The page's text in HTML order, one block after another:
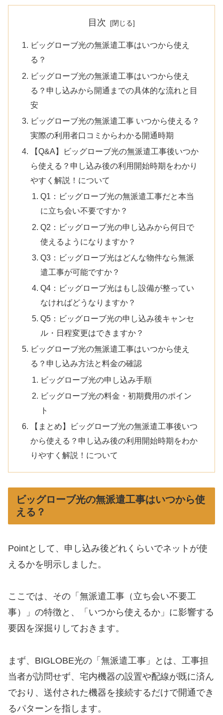
目次
ビッグローブ光の無派遣工事はいつから使え
る？
ビッグローブ光の無派遣工事はいつから使え
る？申し込みから開通までの具体的な流れと目
安
ビッグローブ光の無派遣工事 いつから使える？
実際の利用者口コミからわかる開通時期
【Q&A】ビッグローブ光の無派遣工事後いつか
ら使える？申し込み後の利用開始時期をわかり
やすく解説！について
Q1：ビッグローブ光の無派遣工事だと本当
に立ち会い不要ですか？
Q2：ビッグローブ光の申し込みから何日で
使えるようになりますか？
Q3：ビッグローブ光はどんな物件なら無派
遣工事が可能ですか？
Q4：ビッグローブ光はもし設備が整ってい
なければどうなりますか？
Q5：ビッグローブ光の申し込み後キャンセ
ル・日程変更はできますか？
ビッグローブ光の無派遣工事はいつから使え
る？申し込み方法と料金の確認
ビッグローブ光の申し込み手順
ビッグローブ光の料金・初期費用のポイン
ト
【まとめ】ビッグローブ光の無派遣工事後いつ
から使える？申し込み後の利用開始時期をわか
りやすく解説！について
ビッグローブ光の無派遣工事はいつから使
える？
Pointとして、申し込み後どれくらいでネットが使
えるかを明示しました。
ここでは、その「無派遣工事（立ち会い不要工
事）」の特徴と、「いつから使えるか」に影響する
要因を深掘りしておきます。
まず、BIGLOBE光の「無派遣工事」とは、工事担
当者が訪問せず、宅内機器の設置や配線が既に済ん
でおり、送付された機器を接続するだけで開通でき
るパターンを指します。